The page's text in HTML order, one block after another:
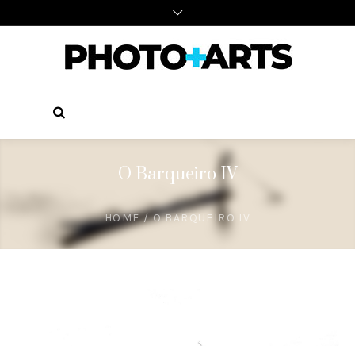
O Barqueiro IV
HOME / O BARQUEIRO IV